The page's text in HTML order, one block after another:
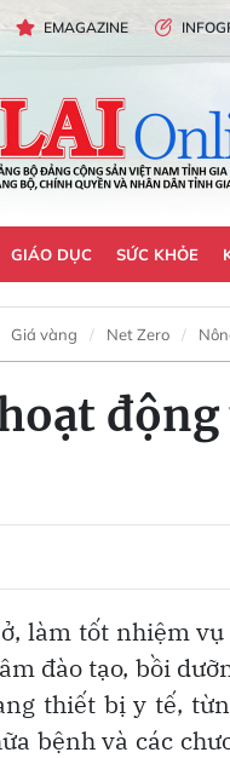
EMAGAZINE
GIÁO DỤC SỨC KHỎE
Giá vàng Net Zero
động
làm tốt nhiệm vụ
đào tạo, bồi
thiết bị y tế,
bệnh và các